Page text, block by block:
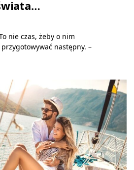
nie czas, żeby o nim
następny. –